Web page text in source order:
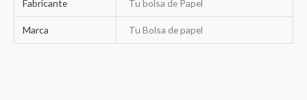
Fabricante Tu bolsa de Papel
Marca Tu Bolsa de papel